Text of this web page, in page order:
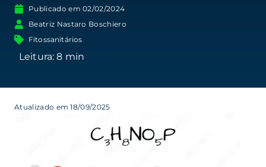
Publicado em 02/02/2024
Beatriz Nastaro Boschiero
Fitossanitários
Atualizado em 18/09/2025